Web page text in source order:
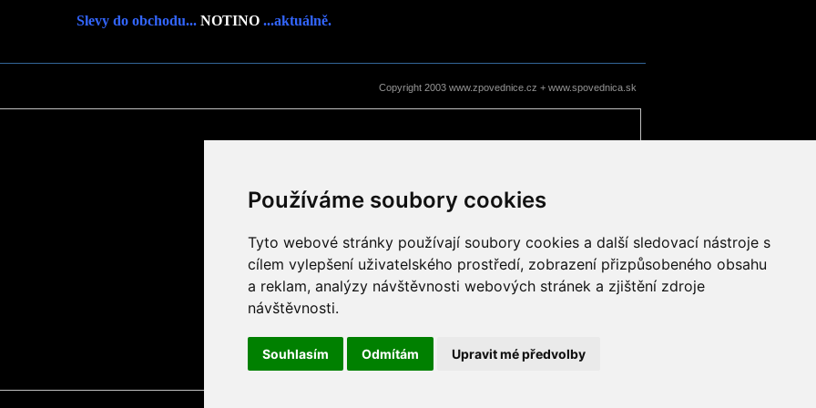
Používáme soubory cookies
Tyto webové stránky používají soubory cookies a další sledovací nástroje s
cílem vylepšení uživatelského prostředí, zobrazení přizpůsobeného obsahu
a reklam, analýzy návštěvnosti webových stránek a zjištění zdroje
návštěvnosti.
Souhlasím Odmítám Upravit mé předvolby
Slevy do obchodu... NOTINO ...aktuálně.
Copyright 2003 www.zpovednice.cz + www.spovednica.sk